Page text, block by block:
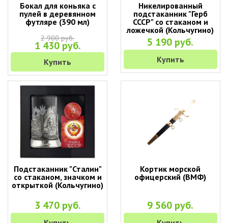
Бокал для коньяка с
пулей в деревянном
футляре (390 мл)
2 900 руб.
1 430 руб.
Купить
Никелированный
подстаканник "Герб
СССР" со стаканом и
ложечкой (Кольчугино)
5 190 руб.
Купить
Подстаканник "Сталин"
со стаканом, значком и
открыткой (Кольчугино)
3 470 руб.
Кортик морской
офицерский (ВМФ)
9 560 руб.